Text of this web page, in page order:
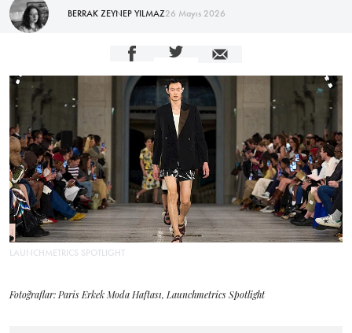
BERRAK ZEYNEP YILMAZ26 Mayıs 2026
LAUNCHMETRICS SPOTLIGHT
Fotoğraflar: Paris Erkek Moda Haftası, Launchmetrics Spotlight